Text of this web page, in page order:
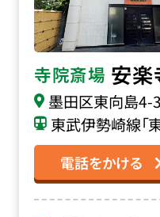
寺院斎場 安楽
墨田区東向島4-
東武伊勢崎線「
電話をかける